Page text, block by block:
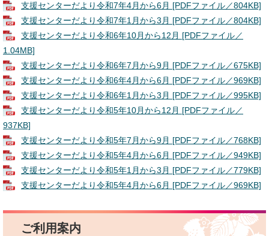
支援センターだより令和7年4月から6月 [PDFファイル／804KB]
支援センターだより令和7年1月から3月 [PDFファイル／804KB]
支援センターだより令和6年10月から12月 [PDFファイル／
1.04MB]
支援センターだより令和6年7月から9月 [PDFファイル／675KB]
支援センターだより令和6年4月から6月 [PDFファイル／969KB]
支援センターだより令和6年1月から3月 [PDFファイル／995KB]
支援センターだより令和5年10月から12月 [PDFファイル／
937KB]
支援センターだより令和5年7月から9月 [PDFファイル／768KB]
支援センターだより令和5年4月から6月 [PDFファイル／949KB]
支援センターだより令和5年1月から3月 [PDFファイル／779KB]
支援センターだより令和5年4月から6月 [PDFファイル／969KB]
ご利用案内